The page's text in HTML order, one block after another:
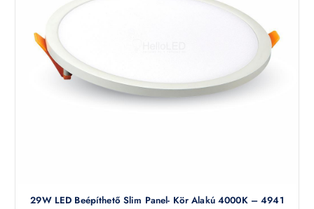
29W LED Beépíthető Slim Panel- Kör Alakú 4000K – 4941